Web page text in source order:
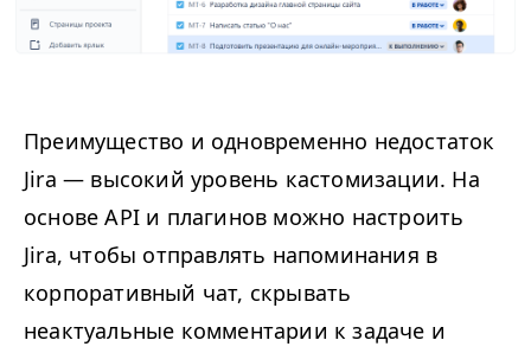
Преимущество и одновременно недостаток
Jira — высокий уровень кастомизации. На
основе API и плагинов можно настроить
Jira, чтобы отправлять напоминания в
корпоративный чат, скрывать
неактуальные комментарии к задаче и